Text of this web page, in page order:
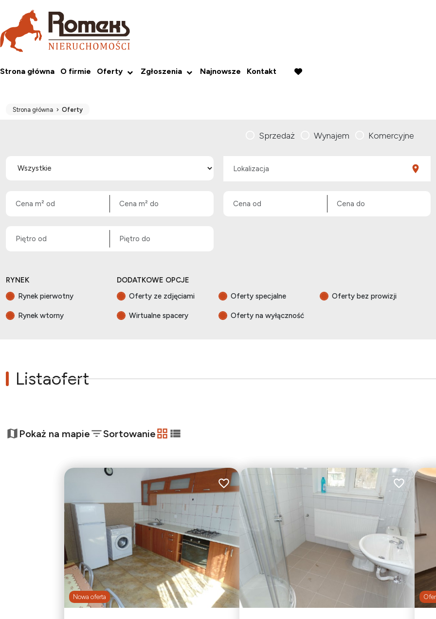
Strona główna O firmie Oferty Zgłoszenia Najnowsze Kontakt
favorite
Strona główna Oferty
Sprzedaż Wynajem Komercyjne
RYNEK
Rynek pierwotny
Rynek wtorny
DODATKOWE OPCJE
Oferty ze zdjęciami
Oferty specjalne Oferty bez prowizji
Wirtualne spacery Oferty na wyłączność
Listaofert
−Pokaż na mapie Sortowanie
tabela
lista
Nowa oferta
Dodaj do ulubionych Dodaj do